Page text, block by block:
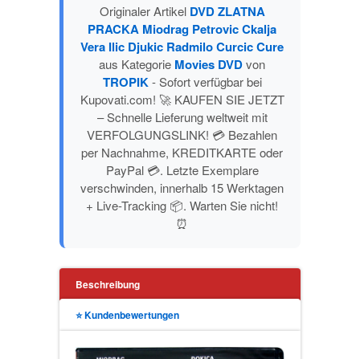
PRIČE
PUBLICISTIKA
PUTOPISI
STRIP
TEORIJE ZAVERE
TRILERI
UMETNOST
Originaler Artikel DVD ZLATNA
PRACKA Miodrag Petrovic Ckalja
Vera Ilic Djukic Radmilo Curcic Cure
aus Kategorie Movies DVDvon
TROPIK - Sofort verfügbar bei
Kupovati.com! 🚀 KAUFEN SIE JETZT
– Schnelle Lieferung weltweit mit
VERFOLGUNGSLINK! 💳 Bezahlen
per Nachnahme, KREDITKARTE oder
PayPal 💳. Letzte Exemplare
verschwinden, innerhalb 15 Werktagen
+ Live-Tracking 📦. Warten Sie nicht!
⏰
Beschreibung
⭐ Kundenbewertungen